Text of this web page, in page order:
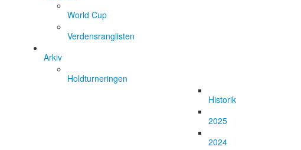
World Cup
Verdensranglisten
Arkiv
Holdturneringen
Historik
2025
2024